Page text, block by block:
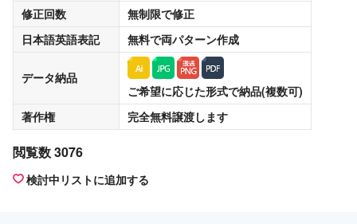
修正回数
無制限で修正
日本語英語表記
無料で両パターン作成
データ納品
ご希望に応じた形式で納品(複数可)
著作権
完全無料譲渡します
閲覧数 3076
検討中リストに追加する